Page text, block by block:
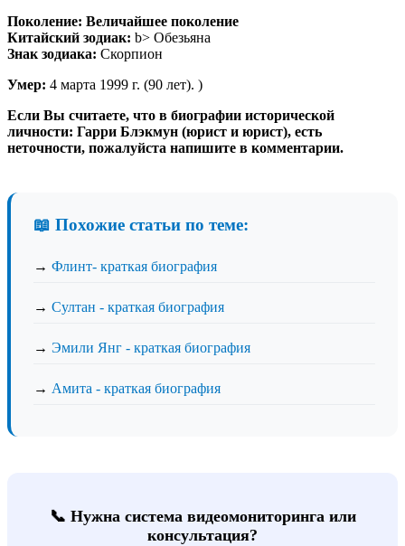
Поколение: Величайшее поколение
Китайский зодиак: b> Обезьяна
Знак зодиака: Скорпион
Умер: 4 марта 1999 г. (90 лет). )
Если Вы считаете, что в биографии исторической
личности: Гарри Блэкмун (юрист и юрист), есть
неточности, пожалуйста напишите в комментарии.
📖 Похожие статьи по теме:
→ Флинт- краткая биография
→ Султан - краткая биография
→ Эмили Янг - краткая биография
→ Амита - краткая биография
📞 Нужна система видеомониторинга или
консультация?